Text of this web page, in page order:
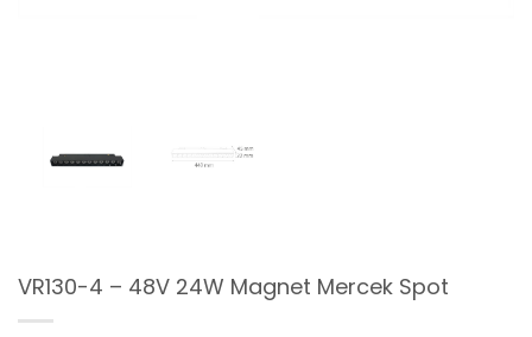
VR130-4 – 48V 24W Magnet Mercek Spot